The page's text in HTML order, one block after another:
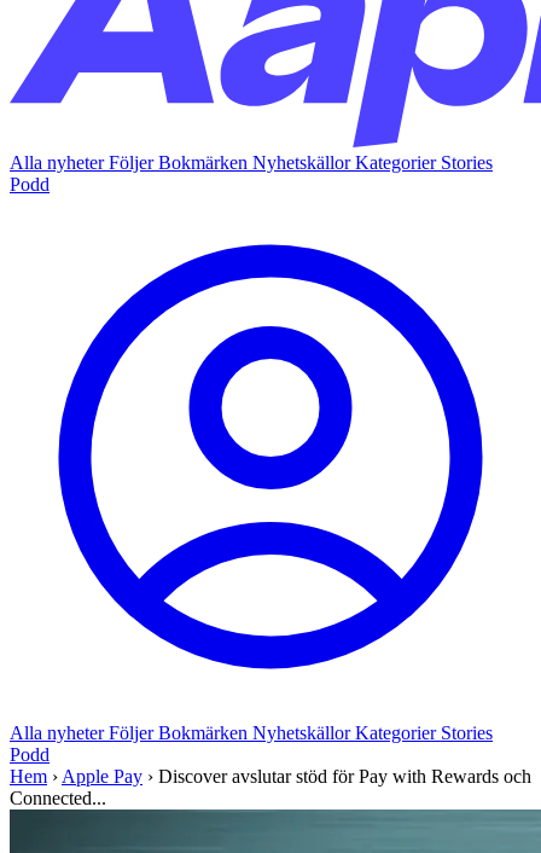
Alla nyheterFöljerBokmärken NyhetskällorKategorier Stories
Podd
Alla nyheterFöljerBokmärken NyhetskällorKategorier Stories
Podd
Hem › Apple Pay › Discover avslutar stöd för Pay with Rewards och
Connected...